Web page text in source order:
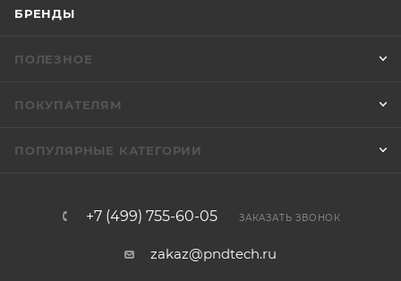
БРЕНДЫ
ПОЛЕЗНОЕ
ПОКУПАТЕЛЯМ
ПОПУЛЯРНЫЕ КАТЕГОРИИ
+7 (499) 755-60-05 ЗАКАЗАТЬ ЗВОНОК
zakaz@pndtech.ru